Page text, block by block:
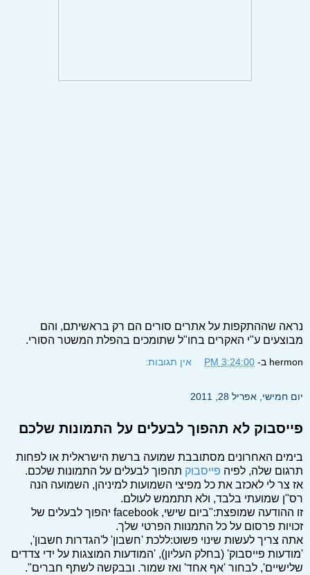
נראה שההתקפות על אתרים סורים הם רק בראשיתם, והם
מבוצעים ע"י האקרים בחו"ל שתומכים בהפלת המשטר הסורי.
hermon ב- 3:24:00 PM אין תגובות:
יום חמישי, אפריל 28, 2011
פייסבוק לא תהפוך לבעלים על התמונות שלכם
בימים האחרונים מסתובבת שמועה ברשת הישראלית או לפחות
תרגום שלה, לפיה פייסבוק תהפוך לבעלים על התמונות שלכם.
אז צר לי לאכזב את כל מפיצי השמועות למיניהן, השמועה הנה
רס"ן שמועתי בלבד, ולא תתממש לעולם.
זו ההודעה שמופצת:"ביום שישי, facebook יהפוך לבעלים של
זכויות פרסום על כל התמנוות הפרטי שלך.
אתה צריך לעשות שינוי פשוט:ללכת 'חשבון' ל'הגדרות חשבון',
'מודעות פייסבוק' (בחלק העליון), 'המודעות המוצגות על ידי צדדים
שלישיים', לבחור 'אף אחד' ואז שמור. ובבקשה לשתף חברים".